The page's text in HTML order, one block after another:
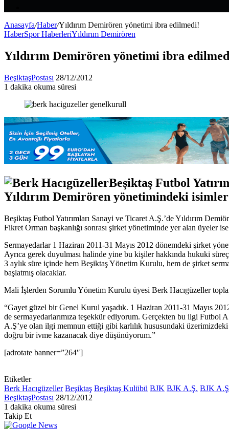
Anasayfa/Haber/Yıldırım Demirören yönetimi ibra edilmedi!
HaberSpor HaberleriYıldırım Demirören
Yıldırım Demirören yönetimi ibra
BeşiktaşPostası Bir
e-
göndermek
28/12/2012
1 dakika okuma süresi
Beşiktaş Futbol
Yıldırım Demirören yönetimindeki
Beşiktaş Futbol Yatırımları Sanayi ve Ticaret A.Ş.’de Yıldırım
Fikret Orman başkanlığı sonrası şirket yönetiminde yer alan üyeler
Sermayedarlar 1 Haziran 2011-31 Mayıs 2012 dönemdeki şirket
Ayrıca gerek duyulması halinde yine bu kişiler hakkında hukuki
3 aylık süre içinde hem Beşiktaş Yönetim Kurulu, hem de şirket
başlatmış olacaklar.
Mali İşlerden Sorumlu Yönetim Kurulu üyesi Berk Hacıgüzeller
“Gayet güzel bir Genel Kurul yaşadık. 1 Haziran 2011-31 Mayıs
de sermayedarlarımıza teşekkür ediyorum. Gerçekten bu ilgi Futbol
A.Ş’ye olan ilgi memnun ettiği gibi karlılık hususundaki üzerimizdeki
doğru bir ivme kazanacak diye düşünüyorum.”
[adrotate banner=”264″]
Etiketler
Berk Hacıgüzeller Beşiktaş Beşiktaş Kulübü BJK BJK A.Ş. BJK
BeşiktaşPostası Bir
e-
göndermek
28/12/2012
1 dakika okuma süresi
Facebook
X
LinkedIn
Tumblr
Pinterest
Reddit
VKontakte
Odnoklassniki
Pocket
Takip Et